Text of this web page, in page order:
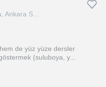
Ankara S...
de yüz yüze dersler
(suluboya, y...